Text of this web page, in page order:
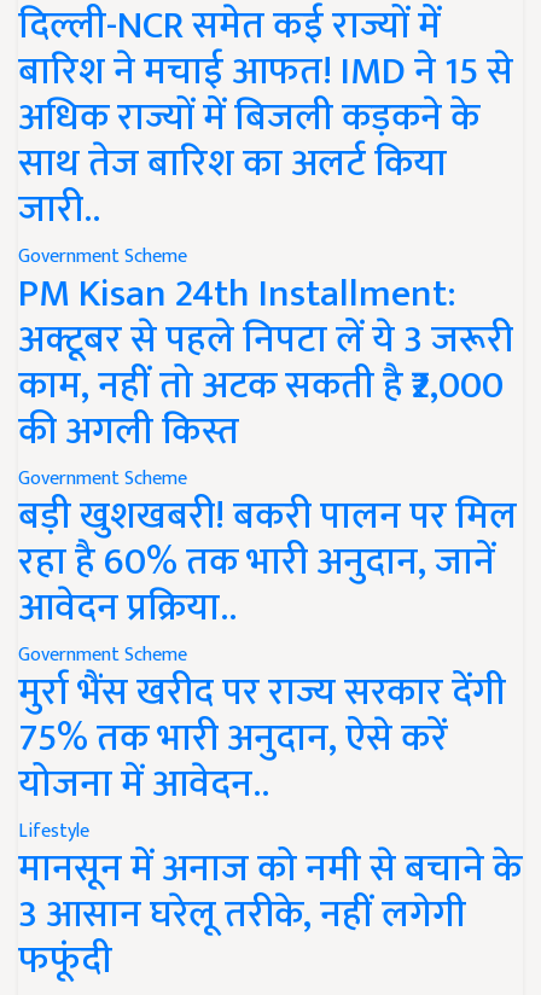
दिल्ली-NCR समेत कई राज्यों में
बारिश ने मचाई आफत! IMD ने 15 से
अधिक राज्यों में बिजली कड़कने के
साथ तेज बारिश का अलर्ट किया
जारी..
Government Scheme
PM Kisan 24th Installment:
अक्टूबर से पहले निपटा लें ये 3 जरूरी
काम, नहीं तो अटक सकती है ₹2,000
की अगली किस्त
Government Scheme
बड़ी खुशखबरी! बकरी पालन पर मिल
रहा है 60% तक भारी अनुदान, जानें
आवेदन प्रक्रिया..
Government Scheme
मुर्रा भैंस खरीद पर राज्य सरकार देंगी
75% तक भारी अनुदान, ऐसे करें
योजना में आवेदन..
Lifestyle
मानसून में अनाज को नमी से बचाने के
3 आसान घरेलू तरीके, नहीं लगेगी
फफूंदी